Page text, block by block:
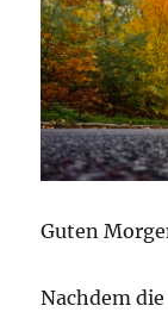
Guten
Nachdem